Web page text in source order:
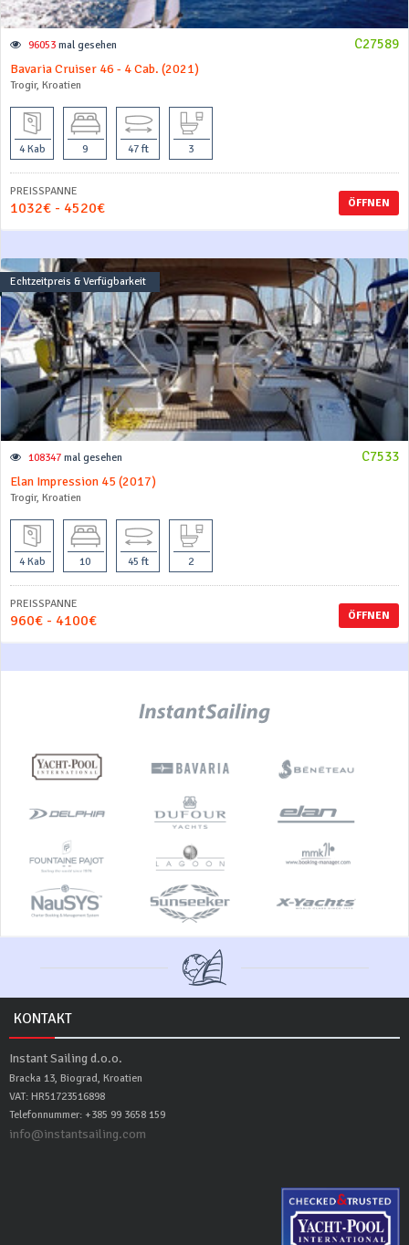
C27589
96053 mal gesehen
Bavaria Cruiser 46 - 4 Cab. (2021)
Trogir, Kroatien
4 Kab 9 47 ft 3
ÖFFNEN
PREISSPANNE
1032€ - 4520€
Echtzeitpreis & Verfügbarkeit
C7533
108347 mal gesehen
Elan Impression 45 (2017)
Trogir, Kroatien
4 Kab 10 45 ft 2
ÖFFNEN
PREISSPANNE
960€ - 4100€
KONTAKT
Instant Sailing d.o.o.
Bracka 13, Biograd, Kroatien
VAT: HR51723516898
Telefonnummer: +385 99 3658 159
info@instantsailing.com